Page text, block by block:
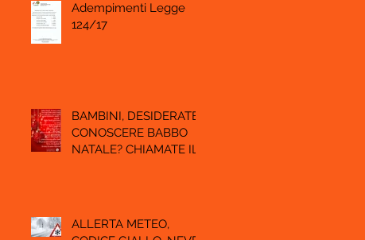
Adempimenti Legge
124/17
BAMBINI, DESIDERATE
CONOSCERE BABBO
NATALE? CHIAMATE IL
ALLERTA METEO,